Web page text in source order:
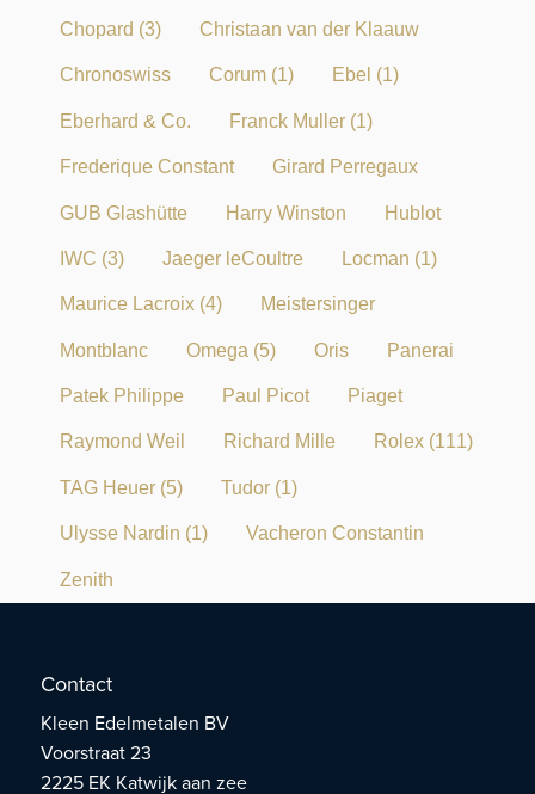
Chopard (3) Christaan van der Klaauw
Chronoswiss Corum (1) Ebel (1)
Eberhard & Co. Franck Muller (1)
Frederique Constant Girard Perregaux
GUB Glashütte Harry Winston Hublot
IWC (3) Jaeger leCoultre Locman (1)
Maurice Lacroix (4) Meistersinger
Montblanc Omega (5) Oris Panerai
Patek Philippe Paul Picot Piaget
Raymond Weil Richard Mille Rolex (111)
TAG Heuer (5) Tudor (1)
Ulysse Nardin (1) Vacheron Constantin
Zenith
Contact
Kleen Edelmetalen BV
Voorstraat 23
2225 EK Katwijk aan zee